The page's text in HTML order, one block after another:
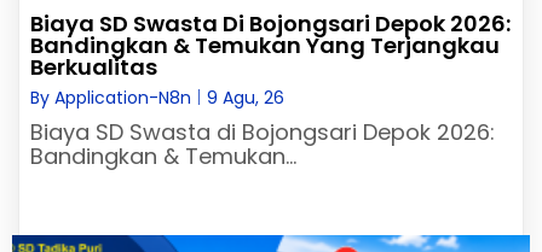
Biaya SD Swasta Di Bojongsari Depok 2026:
Bandingkan & Temukan Yang Terjangkau
Berkualitas
By Application-N8n 9 Agu, 26
Biaya SD Swasta di Bojongsari Depok 2026:
Bandingkan & Temukan…